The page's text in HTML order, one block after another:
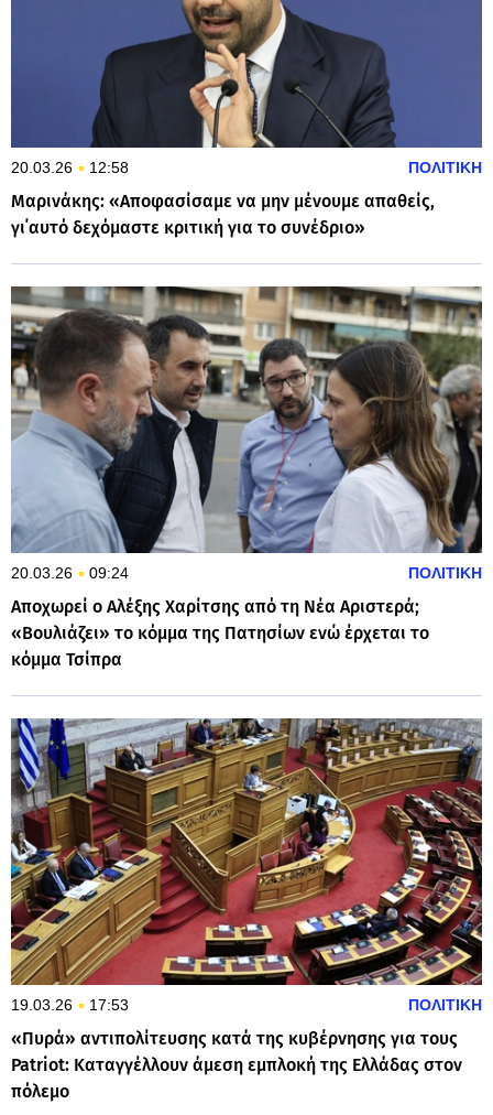
20.03.26 12:58 ΠΟΛΙΤΙΚΗ
Μαρινάκης: «Αποφασίσαμε να μην μένουμε απαθείς,
γι΄αυτό δεχόμαστε κριτική για το συνέδριο»
20.03.26 09:24 ΠΟΛΙΤΙΚΗ
Αποχωρεί ο Αλέξης Χαρίτσης από τη Νέα Αριστερά;
«Βουλιάζει» το κόμμα της Πατησίων ενώ έρχεται το
κόμμα Τσίπρα
19.03.26 17:53 ΠΟΛΙΤΙΚΗ
«Πυρά» αντιπολίτευσης κατά της κυβέρνησης για τους
Patriot: Καταγγέλλουν άμεση εμπλοκή της Ελλάδας στον
πόλεμο